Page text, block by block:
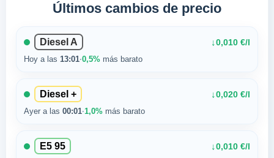
Últimos cambios de precio
Diesel A ↓0,010 €/l
Hoy a las 13:01·0,5%más barato
Diesel + ↓0,020 €/l
Ayer a las 00:01·1,0%más barato
E5 95 ↓0,010 €/l